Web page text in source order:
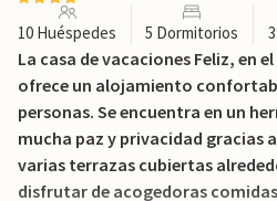
10 Huéspedes 5 Dormitorios
La casa de vacaciones Feliz, en
ofrece un alojamiento
personas. Se encuentra en un
mucha paz y privacidad gracias
varias terrazas cubiertas
disfrutar de acogedoras